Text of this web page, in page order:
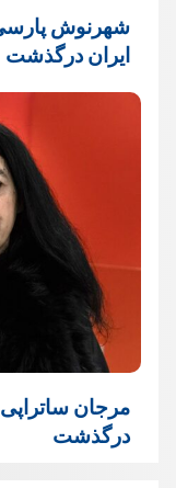
شهرنوش
ایران درگذشت
مرجان
درگذشت